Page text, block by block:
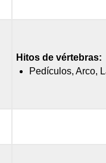
Hitos de vértebras:
Pedículos, Arco,